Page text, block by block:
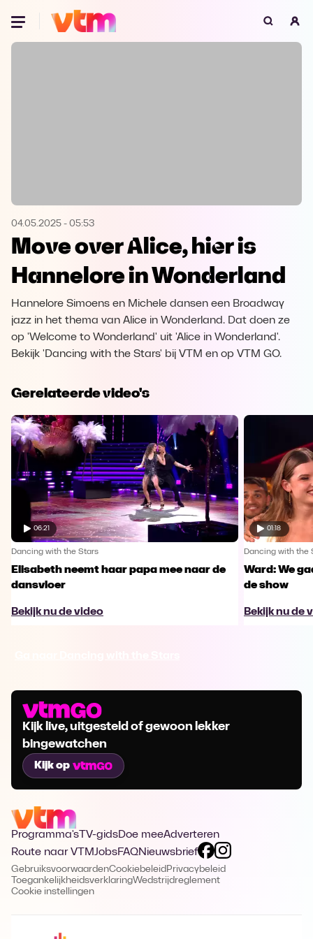
Oeps, browser niet ondersteund
Microsoft Edge Download
Opera Download
04.05.2025 - 05:53
Move over Alice, hier is
Hannelore in Wonderland
Hannelore Simoens en Michele dansen een Broadway
jazz in het thema van Alice in Wonderland. Dat doen ze
op 'Welcome to Wonderland' uit 'Alice in Wonderland'.
Bekijk 'Dancing with the Stars' bij VTM en op VTM GO.
Gerelateerde video's
06:21
Dancing with the Stars
Elisabeth neemt haar papa mee naar de
dansvloer
Bekijk nu de video
01:18
Dancing with the
Ward: We
de show
Bekijk nu de
Kijk live, uitgesteld of gewoon lekker
bingewatchen
Kijk op
Programma's TV-gidsDoe meeAdverteren
Route naar VTMJobsFAQNieuwsbrief
GebruiksvoorwaardenCookiebeleid Privacybeleid
ToegankelijkheidsverklaringWedstrijdreglement
Cookie instellingen